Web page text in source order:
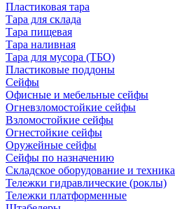
Пластиковая тара
Тара для склада
Тара пищевая
Тара наливная
Тара для мусора (ТБО)
Пластиковые поддоны
Сейфы
Офисные и мебельные сейфы
Огневзломостойкие сейфы
Взломостойкие сейфы
Огнестойкие сейфы
Оружейные сейфы
Сейфы по назначению
Складское оборудование и техника
Тележки гидравлические (роклы)
Тележки платформенные